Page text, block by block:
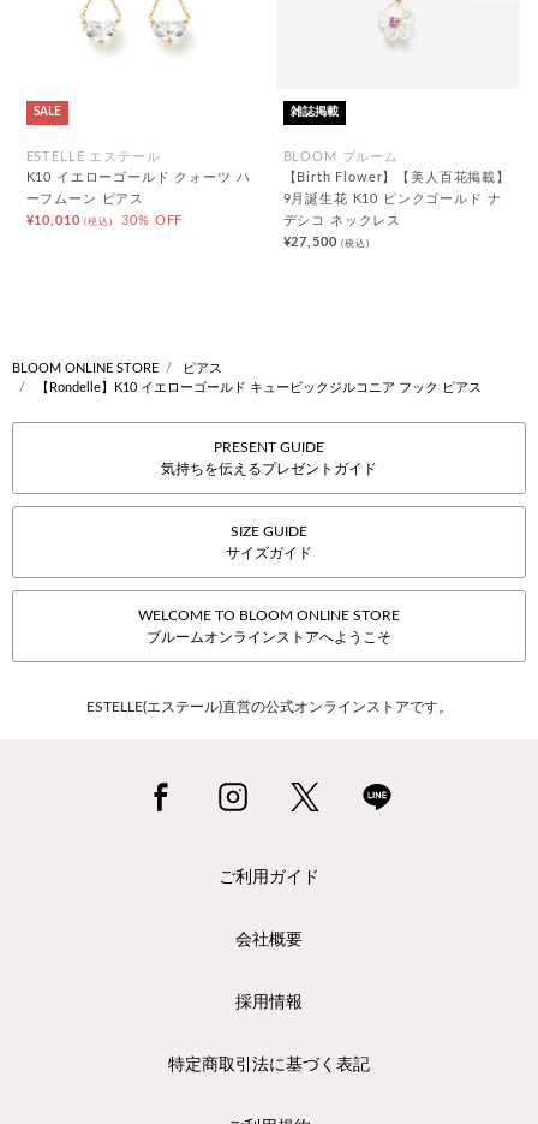
SALE
ESTELLE エステール
K10 イエローゴールド クォーツ ハ
ーフムーン ピアス
¥10,010(税込) 30% OFF
雑誌掲載
BLOOM ブルーム
【Birth Flower】【美人百花掲載】
9月誕生花 K10 ピンクゴールド ナ
デシコ ネックレス
¥27,500(税込)
BLOOM ONLINE STORE
ピアス
【Rondelle】K10 イエローゴールド キュービックジルコニア フック ピアス
PRESENT GUIDE
気持ちを伝えるプレゼントガイド
SIZE GUIDE
サイズガイド
WELCOME TO BLOOM ONLINE STORE
ブルームオンラインストアへようこそ
ESTELLE(エステール)直営の公式オンラインストアです。
ご利用ガイド
会社概要
採用情報
特定商取引法に基づく表記